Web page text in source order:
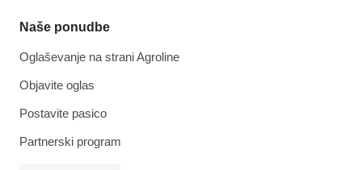
Naše ponudbe
Oglaševanje na strani Agroline
Objavite oglas
Postavite pasico
Partnerski program